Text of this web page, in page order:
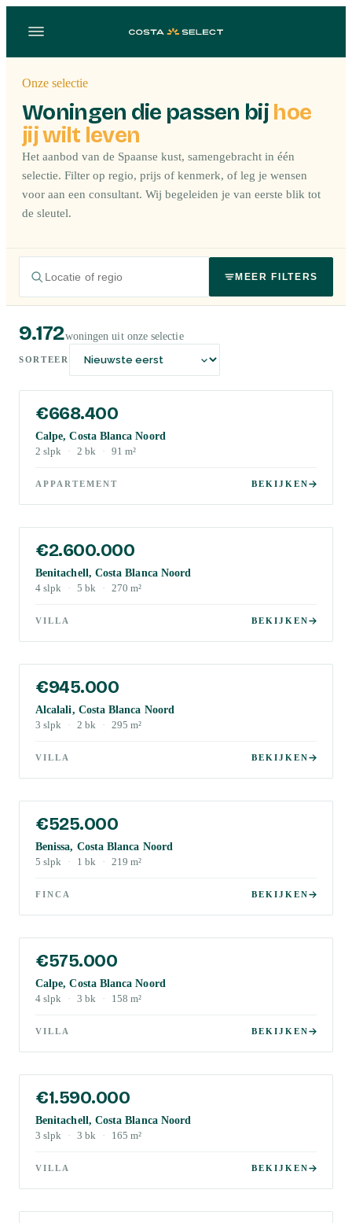
Onze selectie
Woningen die passen bij hoe
jij wilt leven
Het aanbod van de Spaanse kust, samengebracht in één
selectie. Filter op regio, prijs of kenmerk, of leg je wensen
voor aan een consultant. Wij begeleiden je van eerste blik tot
de sleutel.
MEER FILTERS
9.172woningen uit onze selectie
SORTEER
€668.400
Calpe, Costa Blanca Noord
2 slpk · 2 bk · 91 m²
APPARTEMENT BEKIJKEN
€2.600.000
Benitachell, Costa Blanca Noord
4 slpk · 5 bk · 270 m²
VILLA BEKIJKEN
€945.000
Alcalali, Costa Blanca Noord
3 slpk · 2 bk · 295 m²
VILLA BEKIJKEN
€525.000
Benissa, Costa Blanca Noord
5 slpk · 1 bk · 219 m²
FINCA BEKIJKEN
€575.000
Calpe, Costa Blanca Noord
4 slpk · 3 bk · 158 m²
VILLA BEKIJKEN
€1.590.000
Benitachell, Costa Blanca Noord
3 slpk · 3 bk · 165 m²
VILLA BEKIJKEN